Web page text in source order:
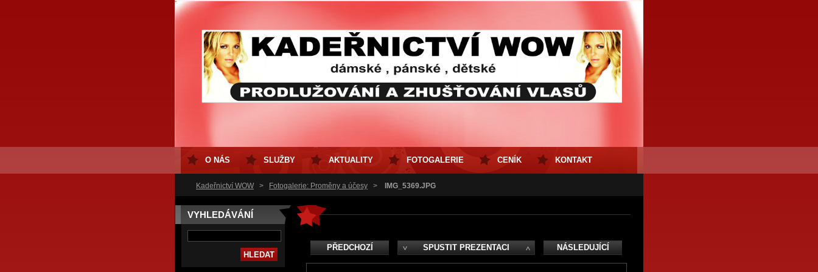
Kadeřnictví WOW > Fotogalerie: Proměny a účesy > IMG_5369.JPG
VYHLEDÁVÁNÍ
PŘEDCHOZÍ SPUSTIT PREZENTACI NÁSLEDUJÍCÍ
O NÁS SLUŽBY AKTUALITY FOTOGALERIE CENÍK KONTAKT